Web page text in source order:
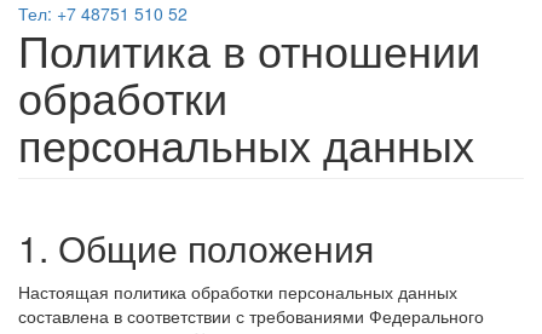
Тел: +7 48751 510 52
Политика в отношении
обработки
персональных данных
1. Общие положения
Настоящая политика обработки персональных данных
составлена в соответствии с требованиями Федерального